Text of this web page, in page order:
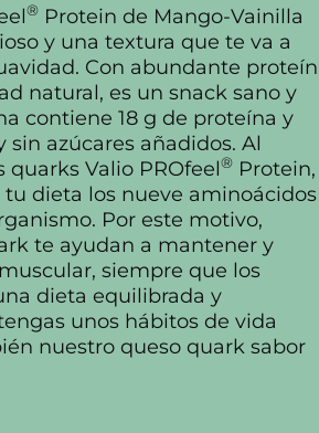
® Protein de Mango-Vainilla
y una textura que te va a
Con abundante
natural, es un snack sano y
contiene 18 g de proteína y
sin azúcares añadidos. Al
Valio PROfeel® Protein,
dieta los nueve aminoácidos
Por este motivo,
te ayudan a mantener y
siempre que los
dieta equilibrada y
unos hábitos de vida
nuestro queso quark sabor